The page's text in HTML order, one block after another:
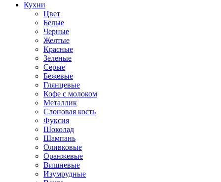
Кухни
Цвет
Белые
Черные
Желтые
Красные
Зеленые
Серые
Бежевые
Глянцевые
Кофе с молоком
Металлик
Слоновая кость
Фуксия
Шоколад
Шампань
Оливковые
Оранжевые
Вишневые
Изумрудные